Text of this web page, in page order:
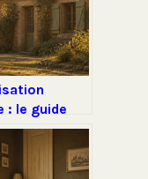
: le guide
votre
sans
sur le toit